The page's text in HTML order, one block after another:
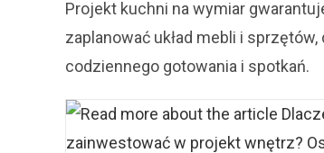
Projekt kuchni na wymiar
zaplanować układ mebli i
codziennego gotowania i spotkań.